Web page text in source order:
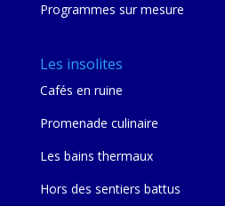
Programmes sur mesure
Les insolites
Cafés en ruine
Promenade culinaire
Les bains thermaux
Hors des sentiers battus